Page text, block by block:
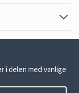
i delen med vanlige